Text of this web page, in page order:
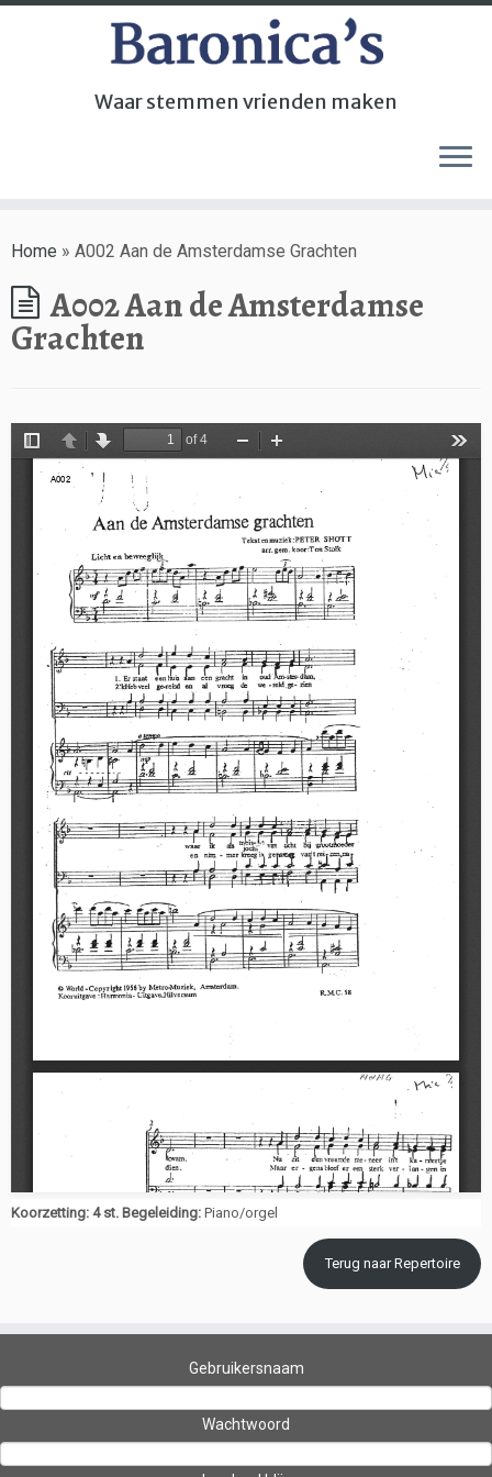
Waar stemmen vrienden maken
Home » A002 Aan de Amsterdamse Grachten
A002 Aan de Amsterdamse
Grachten
Koorzetting: 4 st. Begeleiding: Piano/orgel
Terug naar Repertoire
Gebruikersnaam
Wachtwoord